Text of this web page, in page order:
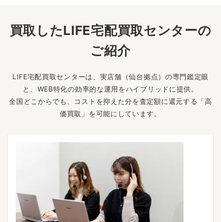
買取したLIFE宅配買取センターの
ご紹介
LIFE宅配買取センターは、実店舗（仙台拠点）の専門鑑定眼
と、WEB特化の効率的な運用をハイブリッドに提供。
全国どこからでも、コストを抑えた分を査定額に還元する「高
価買取」を可能にしています。